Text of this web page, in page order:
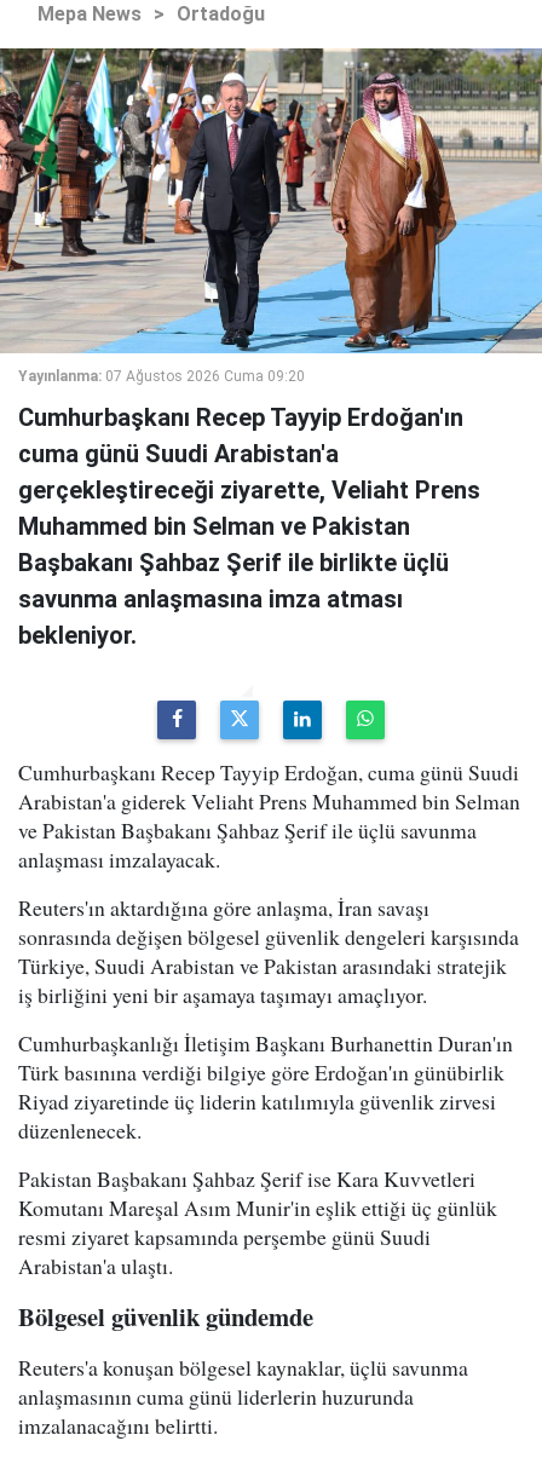
Mepa News > Ortadoğu
Yayınlanma: 07 Ağustos 2026 Cuma 09:20
Cumhurbaşkanı Recep Tayyip Erdoğan'ın
cuma günü Suudi Arabistan'a
gerçekleştireceği ziyarette, Veliaht Prens
Muhammed bin Selman ve Pakistan
Başbakanı Şahbaz Şerif ile birlikte üçlü
savunma anlaşmasına imza atması
bekleniyor.
Cumhurbaşkanı Recep Tayyip Erdoğan, cuma günü Suudi
Arabistan'a giderek Veliaht Prens Muhammed bin Selman
ve Pakistan Başbakanı Şahbaz Şerif ile üçlü savunma
anlaşması imzalayacak.
Reuters'ın aktardığına göre anlaşma, İran savaşı
sonrasında değişen bölgesel güvenlik dengeleri karşısında
Türkiye, Suudi Arabistan ve Pakistan arasındaki stratejik
iş birliğini yeni bir aşamaya taşımayı amaçlıyor.
Cumhurbaşkanlığı İletişim Başkanı Burhanettin Duran'ın
Türk basınına verdiği bilgiye göre Erdoğan'ın günübirlik
Riyad ziyaretinde üç liderin katılımıyla güvenlik zirvesi
düzenlenecek.
Pakistan Başbakanı Şahbaz Şerif ise Kara Kuvvetleri
Komutanı Mareşal Asım Munir'in eşlik ettiği üç günlük
resmi ziyaret kapsamında perşembe günü Suudi
Arabistan'a ulaştı.
Bölgesel güvenlik gündemde
Reuters'a konuşan bölgesel kaynaklar, üçlü savunma
anlaşmasının cuma günü liderlerin huzurunda
imzalanacağını belirtti.